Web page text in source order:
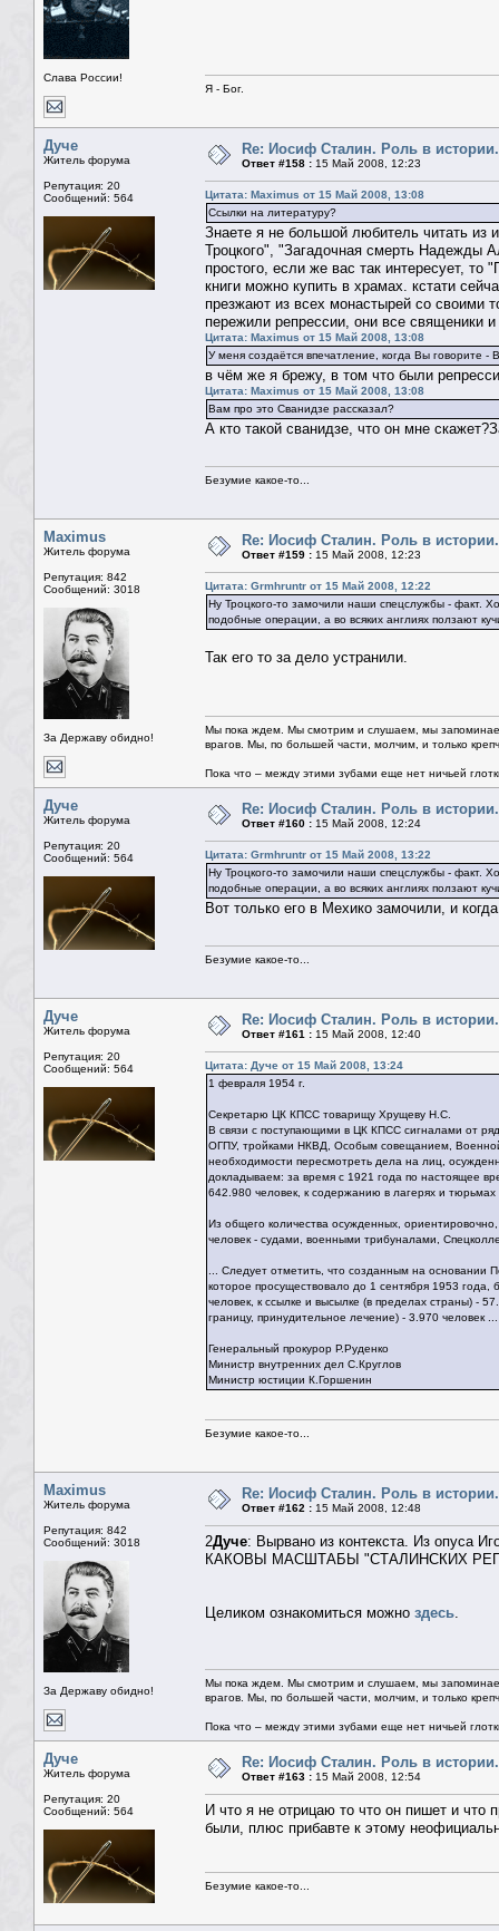
Слава России!
Я - Бог.
Дуче
Житель форума
Репутация: 20
Сообщений: 564
Re: Иосиф Сталин. Роль в истории.
Ответ #158 : 15 Май 2008, 12:23
Цитата: Maximus от 15 Май 2008, 13:08
Ссылки на литературу?
Знаете я не большой любитель читать из
Троцкого", "Загадочная смерть Надежды
простого, если же вас так интересует,
книги можно купить в храмах. кстати
презжают из всех монастырей со своими
пережили репрессии, они все священики
Цитата: Maximus от 15 Май 2008, 13:08
У меня создаётся впечатление, когда Вы говорите -
в чём же я брежу, в том что были
Цитата: Maximus от 15 Май 2008, 13:08
Вам про это Сванидзе рассказал?
А кто такой сванидзе, что он мне
Безумие какое-то...
Maximus
Житель форума
Репутация: 842
Сообщений: 3018
За Державу обидно!
Re: Иосиф Сталин. Роль в истории.
Ответ #159 : 15 Май 2008, 12:23
Цитата: Grmhruntr от 15 Май 2008, 12:22
Ну Троцкого-то замочили наши спецслужбы - факт.
подобные операции, а во всяких англиях ползают
Так его то за дело устранили.
Мы пока ждем. Мы смотрим и слушаем, мы
врагов. Мы, по большей части, молчим, и только
Пока что – между этими зубами еще нет ничьей
Дуче
Житель форума
Репутация: 20
Сообщений: 564
Re: Иосиф Сталин. Роль в истории.
Ответ #160 : 15 Май 2008, 12:24
Цитата: Grmhruntr от 15 Май 2008, 13:22
Ну Троцкого-то замочили наши спецслужбы - факт.
подобные операции, а во всяких англиях ползают
Вот только его в Мехико замочили, и
Безумие какое-то...
Дуче
Житель форума
Репутация: 20
Сообщений: 564
Re: Иосиф Сталин. Роль в истории.
Ответ #161 : 15 Май 2008, 12:40
Цитата: Дуче от 15 Май 2008, 13:24
1 февраля 1954 г.
Секретарю ЦК КПСС товарищу Хрущеву Н.С.
В связи с поступающими в ЦК КПСС сигналами от
ОГПУ, тройками НКВД, Особым совещанием,
необходимости пересмотреть дела на лиц,
докладываем: за время с 1921 года по настоящее
642.980 человек, к содержанию в лагерях и
Из общего количества осужденных,
человек - судами, военными трибуналами,
... Следует отметить, что созданным на
которое просуществовало до 1 сентября 1953
человек, к ссылке и высылке (в пределах страны) -
границу, принудительное лечение) - 3.970 человек ...
Генеральный прокурор Р.Руденко
Министр внутренних дел С.Круглов
Министр юстиции К.Горшенин
Безумие какое-то...
Maximus
Житель форума
Репутация: 842
Сообщений: 3018
За Державу обидно!
Re: Иосиф Сталин. Роль в истории.
Ответ #162 : 15 Май 2008, 12:48
2Дуче: Вырвано из контекста. Из опуса
КАКОВЫ МАСШТАБЫ "СТАЛИНСКИХ
Целиком ознакомиться можно здесь.
Мы пока ждем. Мы смотрим и слушаем, мы
врагов. Мы, по большей части, молчим, и только
Пока что – между этими зубами еще нет ничьей
Дуче
Житель форума
Репутация: 20
Сообщений: 564
Re: Иосиф Сталин. Роль в истории.
Ответ #163 : 15 Май 2008, 12:54
И что я не отрицаю то что он пишет и
были, плюс прибавте к этому
Безумие какое-то...